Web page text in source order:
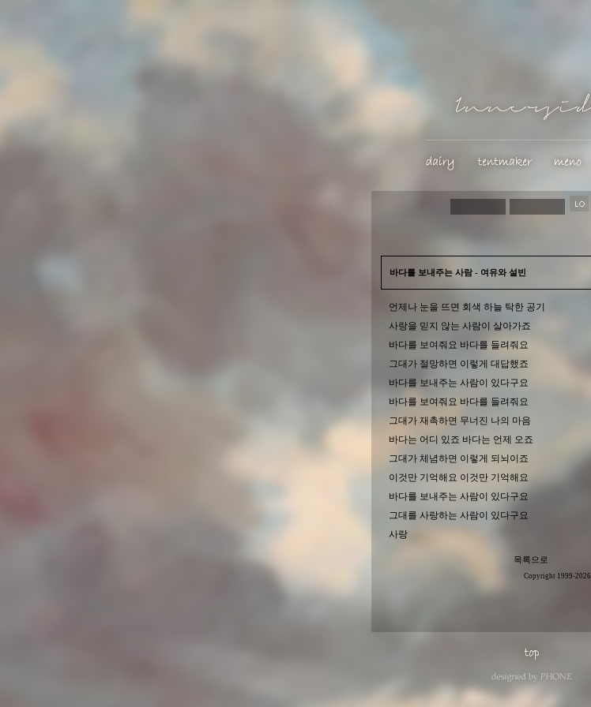
바다를 보내주는 사람 - 여유와 설빈
언제나 눈을 뜨면 회색 하늘 탁한 공기
사랑을 믿지 않는 사람이 살아가죠
바다를 보여줘요 바다를 들려줘요
그대가 절망하면 이렇게 대답했죠
바다를 보내주는 사람이 있다구요
바다를 보여줘요 바다를 들려줘요
그대가 재촉하면 무너진 나의 마음
바다는 어디 있죠 바다는 언제 오죠
그대가 체념하면 이렇게 되뇌이죠
이것만 기억해요 이것만 기억해요
바다를 보내주는 사람이 있다구요
그대를 사랑하는 사람이 있다구요
사랑
목록으로
Copyright 1999-2026